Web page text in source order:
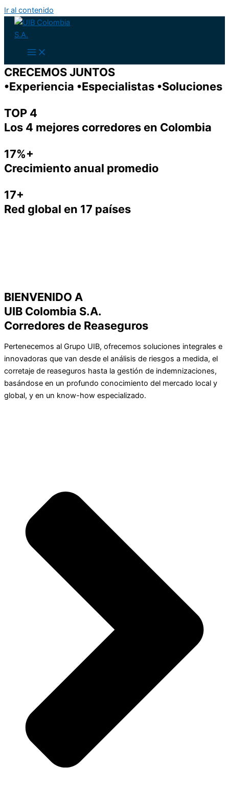
Ir al contenido
CRECEMOS JUNTOS
•Experiencia •Especialistas •Soluciones
TOP 4
Los 4 mejores corredores en Colombia
17%+
Crecimiento anual promedio
17+
Red global en 17 países
BIENVENIDO A
UIB Colombia S.A.
Corredores de Reaseguros
Pertenecemos al Grupo UIB, ofrecemos soluciones integrales e
innovadoras que van desde el análisis de riesgos a medida, el
corretaje de reaseguros hasta la gestión de indemnizaciones,
basándose en un profundo conocimiento del mercado local y
global, y en un know-how especializado.